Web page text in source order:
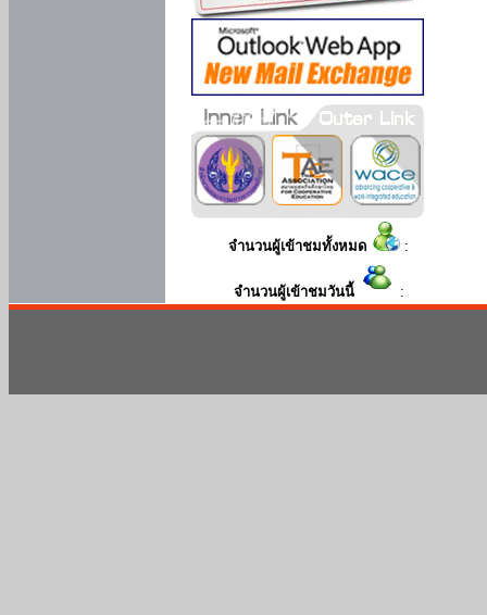
จำนวนผู้เข้าชมทั้งหมด :
จำนวนผู้เข้าชมวันนี้ :